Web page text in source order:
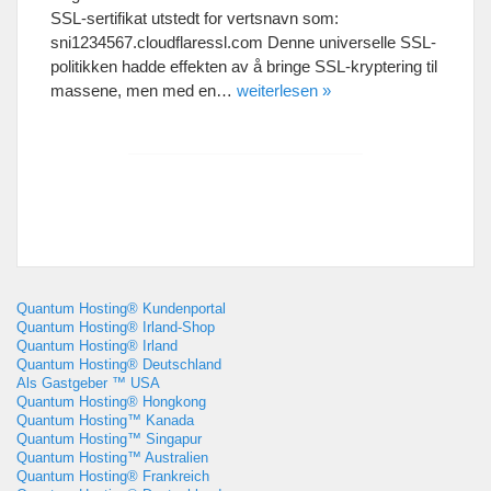
SSL-sertifikat utstedt for vertsnavn som:
sni1234567.cloudflaressl.com Denne universelle SSL-
politikken hadde effekten av å bringe SSL-kryptering til
massene, men med en… weiterlesen »
Quantum Hosting® Kundenportal
Quantum Hosting® Irland-Shop
Quantum Hosting® Irland
Quantum Hosting® Deutschland
Als Gastgeber ™ USA
Quantum Hosting® Hongkong
Quantum Hosting™ Kanada
Quantum Hosting™ Singapur
Quantum Hosting™ Australien
Quantum Hosting® Frankreich